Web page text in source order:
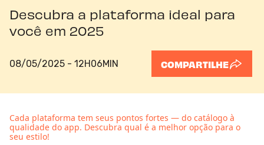
Descubra a plataforma ideal para
você em 2025
08/05/2025 - 12H06MIN COMPARTILHE
Cada plataforma tem seus pontos fortes — do catálogo à
qualidade do app. Descubra qual é a melhor opção para o
seu estilo!